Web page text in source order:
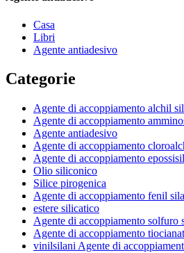
Casa
Libri
Agente antiadesivo
Categorie
Agente di accoppiamento alchil
Agente di accoppiamento
Agente antiadesivo
Agente di accoppiamento
Agente di accoppiamento
Olio siliconico
Silice pirogenica
Agente di accoppiamento fenil
estere silicatico
Agente di accoppiamento solfuro
Agente di accoppiamento
vinilsilani Agente di